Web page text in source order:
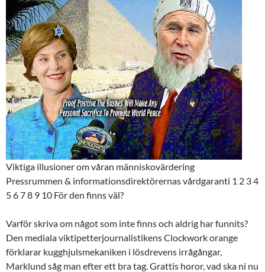
Viktiga illusioner om våran människovärdering
Pressrummen & informationsdirektörernas vårdgaranti 1 2 3 4
5 6 7 8 9 10 För den finns väl?
Varför skriva om något som inte finns och aldrig har funnits?
Den mediala viktipetterjournalistikens Clockwork orange
förklarar kugghjulsmekaniken i lösdrevens irrågångar,
Marklund såg man efter ett bra tag. Grattis horor, vad ska ni nu